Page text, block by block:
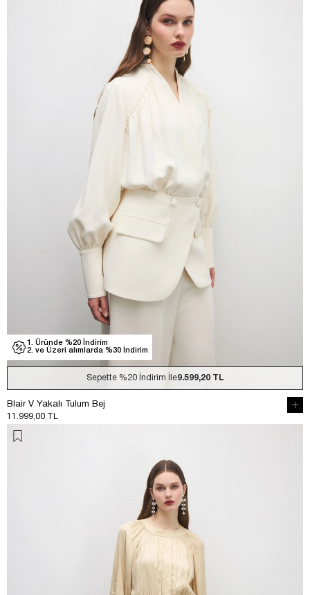
1. Üründe %20 İndirim
2. ve Üzeri alımlarda %30 İndirim
Sepette %20 İndirim İle9.599,20 TL
Blair V Yakalı Tulum Bej
11.999,00 TL